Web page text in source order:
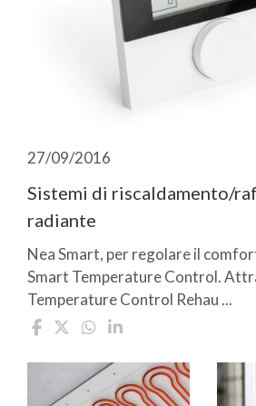
27/09/2016
Sistemi di riscaldamento/
radiante
Nea Smart, per regolare il
Smart Temperature Control.
Temperature Control Rehau ...